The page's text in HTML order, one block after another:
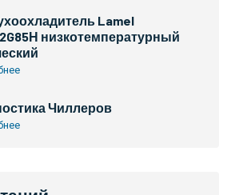
Lamel
низкотемпературный
Чиллеров